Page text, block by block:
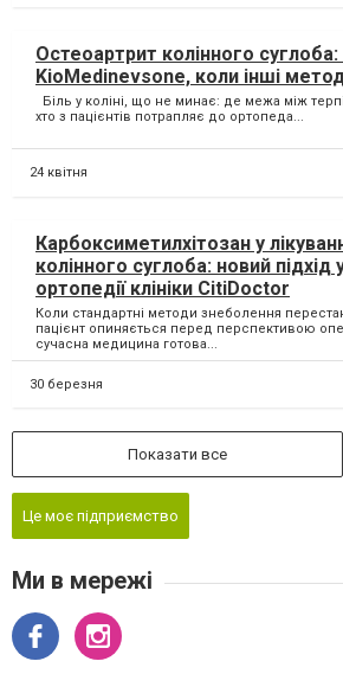
Остеоартрит колінного
KioMedinevsone, коли інші
Біль у коліні, що не минає: де межа між
хто з пацієнтів потрапляє до ортопеда...
24 квітня
Карбоксиметилхітозан у
колінного суглоба: новий підхід
ортопедії клініки CitiDoctor
Коли стандартні методи знеболення
пацієнт опиняється перед перспективою
сучасна медицина готова...
30 березня
Показати все
Це моє підприємство
Ми в мережі